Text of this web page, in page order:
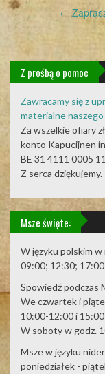
Post
navigation
←
Z prośbą o pomoc
Zawracamy się z
materialne naszego
Za wszelkie ofiary
konto Kapucijnen
BE 31 4111 0005
Z serca dziękujemy.
Msze święte:
W języku polskim
09:00; 12:30; 17:00
Spowiedź podczas
We czwartek i
10:00-12:00 i
W soboty w godz.
Msze w języku
poniedziałek -